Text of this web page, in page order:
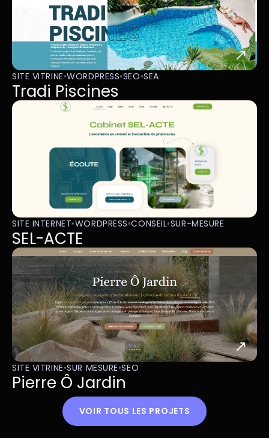
↗
SITE VITRINE•WORDPRESS•SEO•SEA
Tradi Piscines
SITE INTERNET•WORDPRESS•CONSEIL•SUR-MESURE
SEL-ACTE
↗
SITE VITRINE•SUR MESURE•SEO
Pierre Ô Jardin
VOIR TOUS LES PROJETS